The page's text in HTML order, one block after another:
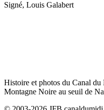
Signé, Louis Galabert
Histoire et photos du Canal du
Montagne Noire au seuil de